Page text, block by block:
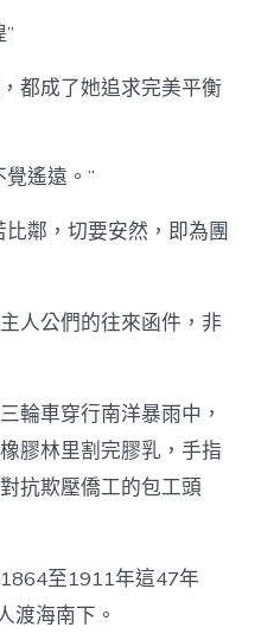
都成了她追求完美平衡
遙遠。”
鄰，切要安然，即為團
人公們的往來函件，非
輪車穿行南洋暴雨中，
膠林里割完膠乳，手指
抗欺壓僑工的包工頭
至1911年這47年
渡海南下。